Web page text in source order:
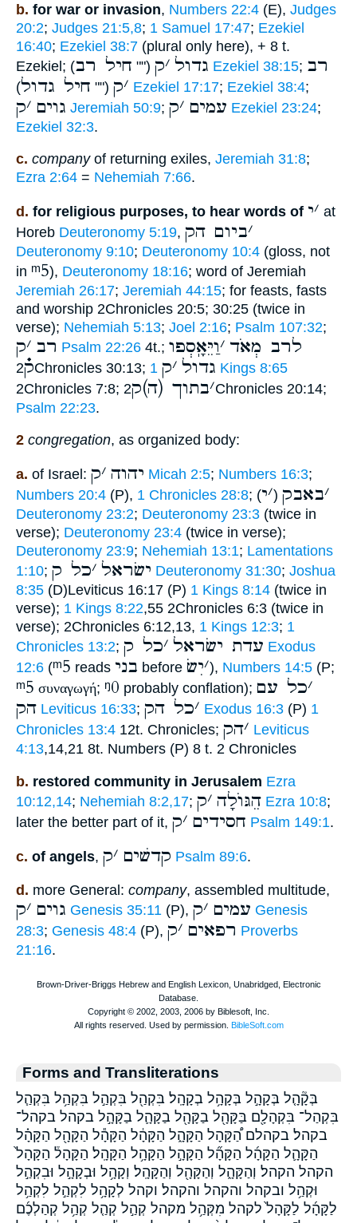
b. for war or invasion, Numbers 22:4 (E), Judges
20:2; Judges 21:5,8; 1 Samuel 17:47; Ezekiel
16:40; Ezekiel 38:7 (plural only here), + 8 t.
Ezekiel;
גדול ׳ק ("" חיל רב Ezekiel 38:15; רב
׳ק ("" חיל גדול Ezekiel 17:17; Ezekiel 38:4;
גוים ׳ק Jeremiah 50:9; עמים ׳ק Ezekiel 23:24;
Ezekiel 32:3.
c. companyof returning exiles, Jeremiah 31:8;
Ezra 2:64 = Nehemiah 7:66.
d. for religious purposes, to hear words of ׳י
at
Horeb Deuteronomy 5:19, ׳ביום הק
Deuteronomy 9:10; Deuteronomy 10:4 (gloss, not
in ᵐ5), Deuteronomy 18:16; word of Jeremiah
Jeremiah 26:17; Jeremiah 44:15; for feasts, fasts
and worship 2Chronicles 20:5; 30:25 (twice in
verse); Nehemiah 5:13; Joel 2:16; Psalm 107:32;
רב ׳ק Psalm 22:26 4t.; לרב מְאֹד ׳וַיֵּאָֽסְפו
ק֗֗֗2Chronicles 30:13; גדול ׳ק
1 Kings 8:65
2Chronicles 7:8;
׳בתוך (ה)ק 2Chronicles 20:14;
Psalm 22:23.
2 congregation, as organized body:
a. of Israel: יהוה ׳ק Micah 2:5; Numbers 16:3;
Numbers 20:4 (P), 1 Chronicles 28:8; ( ׳י ) ׳באבק
Deuteronomy 23:2; Deuteronomy 23:3 (twice in
verse); Deuteronomy 23:4 (twice in verse);
Deuteronomy 23:9; Nehemiah 13:1; Lamentations
1:10; ישׂראל ׳כל ק Deuteronomy 31:30; Joshua
8:35 (D)Leviticus 16:17 (P) 1 Kings 8:14 (twice in
verse); 1 Kings 8:22,55 2Chronicles 6:3 (twice in
verse); 2Chronicles 6:12,13, 1 Kings 12:3; 1
Chronicles 13:2; עדת ישׂראל ׳כל ק
Exodus
12:6 (ᵐ5 reads בני before ׳יִשׂ ), Numbers 14:5 (P;
ᵐ5 συναγωγή; ᵑ0 probably conflation); ׳כל עם
הק Leviticus 16:33; ׳כל הק Exodus 16:3 (P) 1
Chronicles 13:4 12t. Chronicles; ׳הק
Leviticus
4:13,14,21 8t. Numbers (P) 8 t. 2 Chronicles
b. restored community in Jerusalem Ezra
10:12,14; Nehemiah 8:2,17; הֵגּוֺלָה ׳ק Ezra 10:8;
later the better part of it,
חסידים ׳ק Psalm 149:1.
c. of angels, קדשׁים ׳ק Psalm 89:6.
d. more General: company, assembled multitude,
גוים ׳ק Genesis 35:11 (P), עמים ׳ק
Genesis
28:3; Genesis 48:4 (P), רפאים ׳ק
Proverbs
21:16.
Forms and Transliterations
בְּקָ֘הָ֤ל בְּקָהָ֣ל בְּקָהָ֥ל בְקָהָֽל׃ בִּקְהַ֖ל בִּקְהַ֣ל בִּקְהַ֥ל בִּקְהַ֧ל
בִּקְהַל־ בִּקְהָלָ֖ם בַּקָּהָ֖ל בַקָּהָ֖ל בַקָּהָ֛ל בַקָּהָ֣ל בקהל בקהל־
בקהל׃ בקהלם הַ֠קָּהָל הַקָּהָ֑ל הַקָּהָ֔ל הַקָּהָ֕ל הַקָּהָ֖ל הַקָּהָ֗ל
הַקָּהָ֛ל הַקָּהָ֜ל הַקָּהָ֞ל הַקָּהָ֣ל הַקָּהָ֥ל הַקָּהָֽל׃ הַקָּהָל֒ הַקָּהָל֙
הקהל הקהל׃ וְהַקָּהָ֑ל וְהַקָּהָ֖ל וְהַקָּהָֽל׃ וְקָהָ֥ל וּבְקָהָ֣ל וּבִקְהַ֣ל
וּקְהַ֥ל ובקהל והקהל והקהל׃ וקהל לְקָהָ֥ל לִקְהַ֣ל לִקְהַ֥ל
לַקָּהָ֜ל לַקָּהָל֙ לקהל מִקְּהַ֥ל מקהל קְהַ֣ל קְהַ֤ל קְהַ֥ל קְהַלְכֶ֜ם